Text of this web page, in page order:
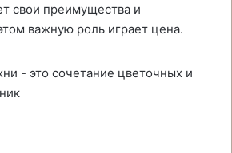
свои преимущества и
важную роль играет цена.